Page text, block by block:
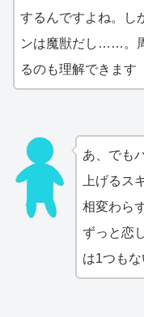
するんですよね。し
ンは魔獣だし……。
るのも理解できます
あ、でも
上げるス
相変わら
ずっと恋
は1つも